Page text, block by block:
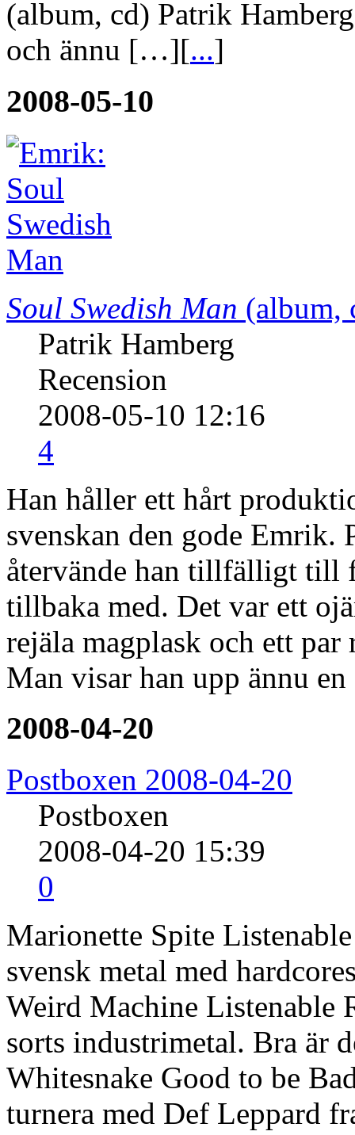
(album, cd) Patrik
och ännu […][...]
2008-05-10
Soul Swedish Man (album,
Patrik Hamberg
Recension
2008-05-10 12:16
4
Han håller ett hårt
svenskan den gode
återvände han tillfälligt till
tillbaka med. Det var ett
rejäla magplask och ett
Man visar han upp ännu
2008-04-20
Postboxen 2008-04-20
Postboxen
2008-04-20 15:39
0
Marionette Spite
svensk metal med
Weird Machine Listenable
sorts industrimetal. Bra är
Whitesnake Good to be
turnera med Def Leppard